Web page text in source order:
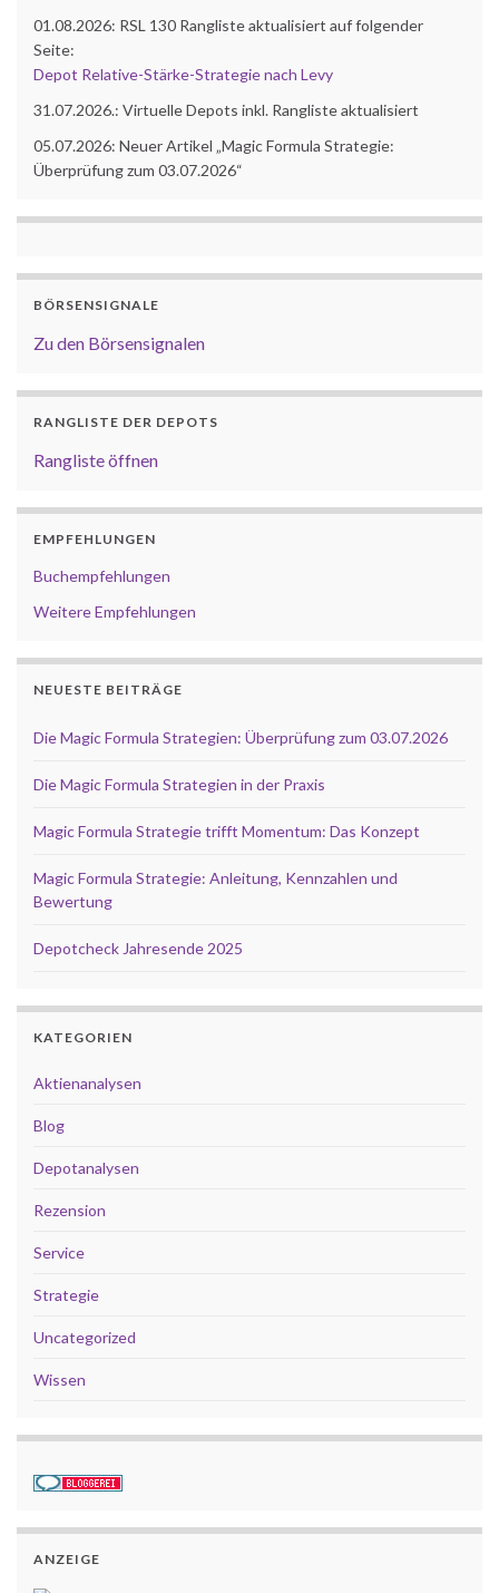
01.08.2026: RSL 130 Rangliste aktualisiert auf folgender
Seite:
Depot Relative-Stärke-Strategie nach Levy
31.07.2026.: Virtuelle Depots inkl. Rangliste aktualisiert
05.07.2026: Neuer Artikel „Magic Formula Strategie:
Überprüfung zum 03.07.2026“
BÖRSENSIGNALE
Zu den Börsensignalen
RANGLISTE DER DEPOTS
Rangliste öffnen
EMPFEHLUNGEN
Buchempfehlungen
Weitere Empfehlungen
NEUESTE BEITRÄGE
Die Magic Formula Strategien: Überprüfung zum 03.07.2026
Die Magic Formula Strategien in der Praxis
Magic Formula Strategie trifft Momentum: Das Konzept
Magic Formula Strategie: Anleitung, Kennzahlen und
Bewertung
Depotcheck Jahresende 2025
KATEGORIEN
Aktienanalysen
Blog
Depotanalysen
Rezension
Service
Strategie
Uncategorized
Wissen
ANZEIGE